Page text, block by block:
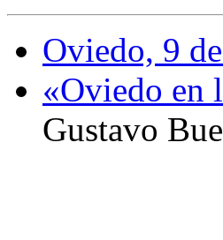
Oviedo, 9
«Oviedo en
Gustavo